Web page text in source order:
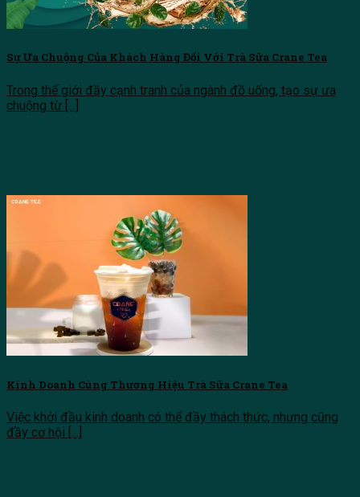
Sự Ưa Chuộng Của Khách Hàng Đối Với Trà Sữa Crane Tea
Trong thế giới đầy cạnh tranh của ngành đồ uống, tạo sự ưa
chuộng từ [...]
Kinh Doanh Cùng Thương Hiệu Trà Sữa Crane Tea
Việc khởi đầu kinh doanh có thể đầy thách thức, nhưng cũng
đầy cơ hội [...]